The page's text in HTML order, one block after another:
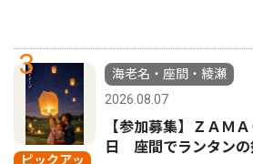
3
ピックアッ
海老名・座間・綾瀬
2026.08.07
【参加募集】ＺＡＭ
日 座間でランタンの